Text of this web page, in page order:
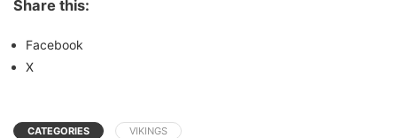
Share this:
Facebook
X
CATEGORIES VIKINGS